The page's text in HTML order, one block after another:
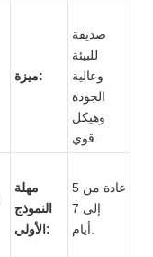
ميزة:
صديقة
للبيئة
وعالية
الجودة
وهيكل
مهلة
النموذج
الأولي:
عادة من 5
إلى 7